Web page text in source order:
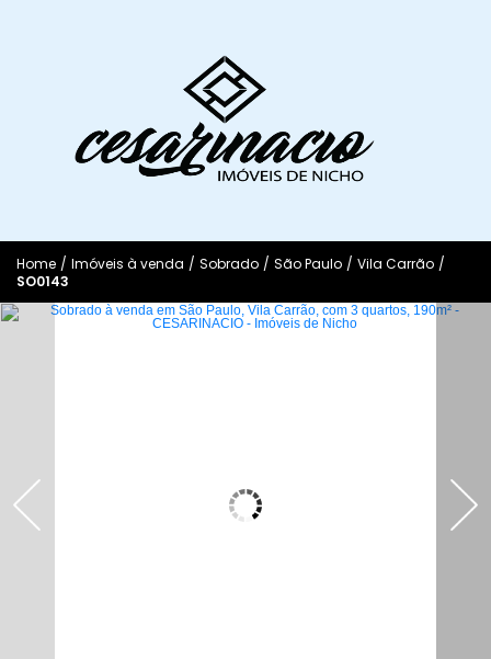
Home / Imóveis à venda / Sobrado / São Paulo / Vila Carrão /
SO0143